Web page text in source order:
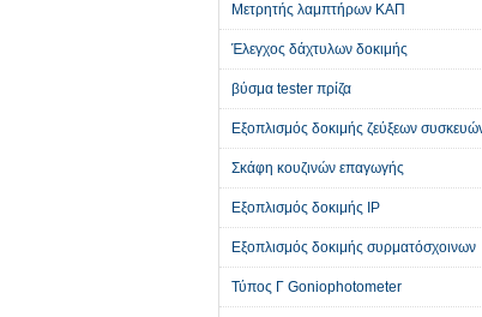
Μετρητής λαμπτήρων ΚΑΠ
Έλεγχος δάχτυλων δοκιμής
βύσμα tester πρίζα
Εξοπλισμός δοκιμής ζεύξεων
Σκάφη κουζινών επαγωγής
Εξοπλισμός δοκιμής IP
Εξοπλισμός δοκιμής συρματόσχοινων
Τύπος Γ Goniophotometer